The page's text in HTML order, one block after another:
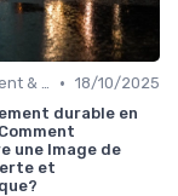
Recrutement & Talents • 18/10/2025
durable en
une Image de
et